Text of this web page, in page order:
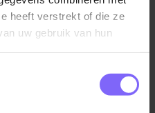
heeft verstrekt of die ze
uw gebruik van hun
vaak sterke